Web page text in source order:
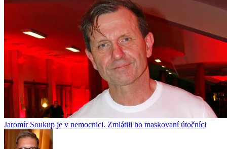
Jaromír Soukup je v nemocnici. Zmlátili ho maskovaní útočníci